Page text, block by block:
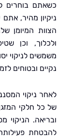
בוחרים לנקות
מהיר, אתם יכולים
המיומן שלנו
וכן שטיפת
לניקוי יסודי של
ובטוחים לזמן רב
ניקוי המסננים
חלקי המזגן כדי
הניקוי מסתיים
פעילותה